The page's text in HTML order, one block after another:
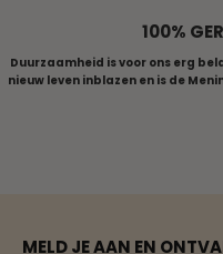
100%
Duurzaamheid is voor ons erg
nieuw leven inblazen en is de
MELD JE AAN EN